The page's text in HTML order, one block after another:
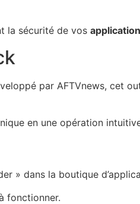
la sécurité de vos
par AFTVnews, cet
en une opération
» dans la boutique
fonctionner.